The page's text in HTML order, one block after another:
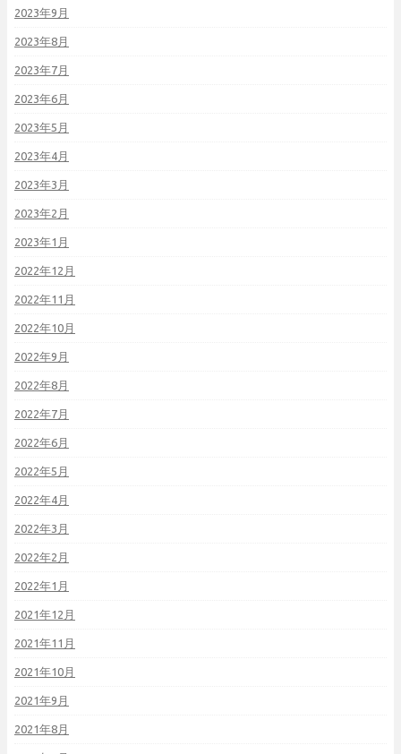
2023年9月
2023年8月
2023年7月
2023年6月
2023年5月
2023年4月
2023年3月
2023年2月
2023年1月
2022年12月
2022年11月
2022年10月
2022年9月
2022年8月
2022年7月
2022年6月
2022年5月
2022年4月
2022年3月
2022年2月
2022年1月
2021年12月
2021年11月
2021年10月
2021年9月
2021年8月